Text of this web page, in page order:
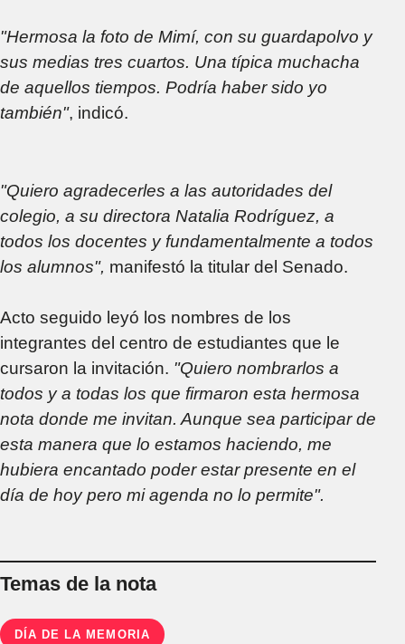
"Hermosa la foto de Mimí, con su guardapolvo y
sus medias tres cuartos. Una típica muchacha
de aquellos tiempos. Podría haber sido yo
también", indicó.
"Quiero agradecerles a las autoridades del
colegio, a su directora Natalia Rodríguez, a
todos los docentes y fundamentalmente a todos
los alumnos", manifestó la titular del Senado.
Acto seguido leyó los nombres de los
integrantes del centro de estudiantes que le
cursaron la invitación. "Quiero nombrarlos a
todos y a todas los que firmaron esta hermosa
nota donde me invitan. Aunque sea participar de
esta manera que lo estamos haciendo, me
hubiera encantado poder estar presente en el
día de hoy pero mi agenda no lo permite".
Temas de la nota
DÍA DE LA MEMORIA